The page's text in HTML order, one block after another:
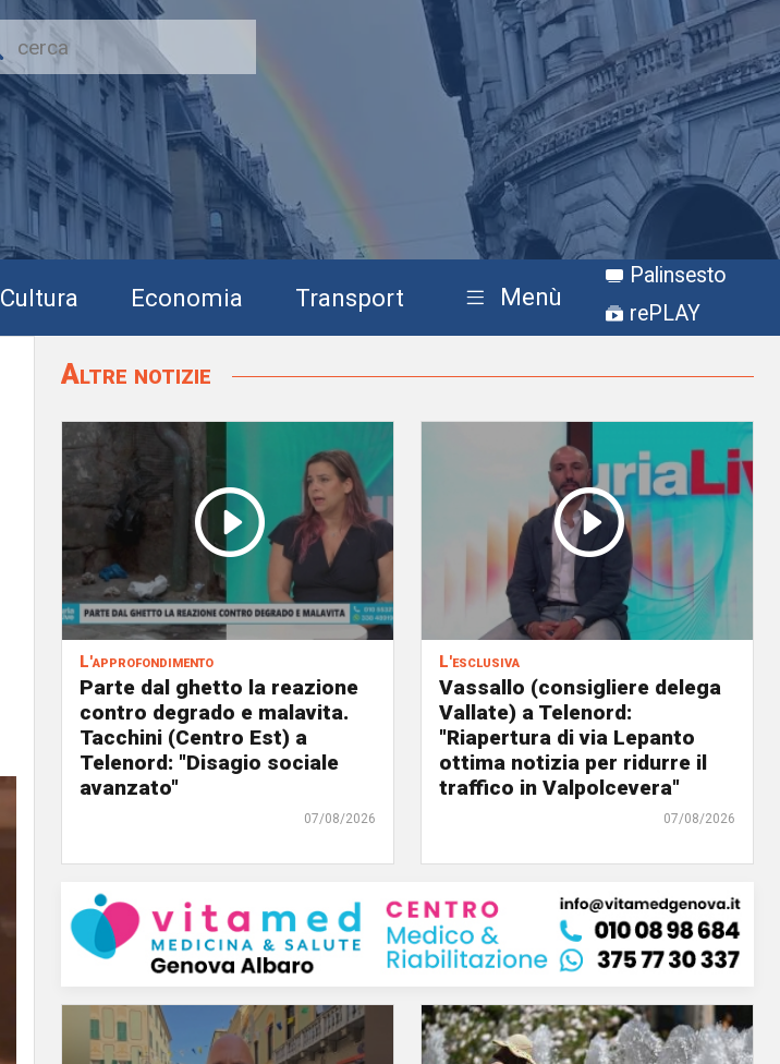
Cultura Economia Transport Menù
Palinsesto
rePLAY
Altre notizie
L'approfondimento
Parte dal ghetto la reazione
contro degrado e malavita.
Tacchini (Centro Est) a
Telenord: "Disagio sociale
avanzato"
07/08/2026
L'esclusiva
Vassallo (consigliere delega
Vallate) a Telenord:
"Riapertura di via Lepanto
ottima notizia per ridurre il
traffico in Valpolcevera"
07/08/2026